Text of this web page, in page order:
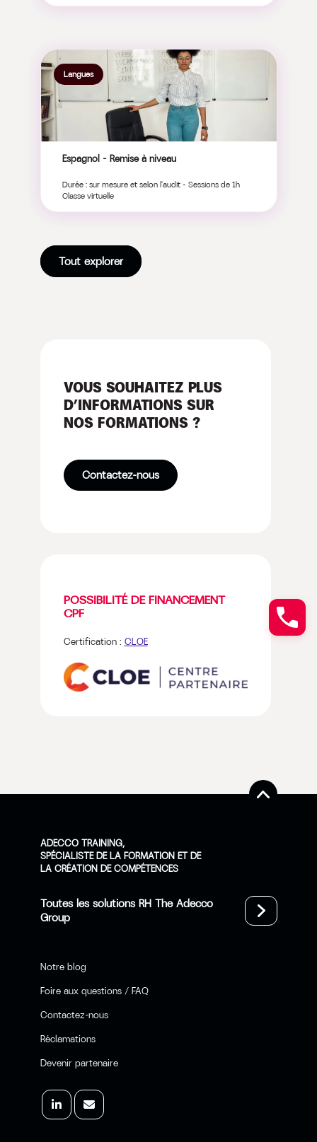
Langues
Espagnol – Remise à niveau
Durée : sur mesure et selon l'audit - Sessions de 1h
Classe virtuelle
Tout explorer
VOUS SOUHAITEZ PLUS
D’INFORMATIONS SUR
NOS FORMATIONS ?
Contactez-nous
POSSIBILITÉ DE FINANCEMENT
CPF
Certification : CLOE
ADECCO TRAINING,
SPÉCIALISTE DE LA FORMATION ET DE
LA CRÉATION DE COMPÉTENCES
Toutes les solutions RH The Adecco
Group
Notre blog
Foire aux questions / FAQ
Contactez-nous
Réclamations
Devenir partenaire